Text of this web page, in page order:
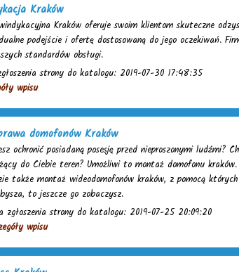
Kraków
Kraków oferuje swoim klientom skuteczne
podejście i ofertę dostosowaną do jego oczekiwań.
standardów obsługi.
strony do katalogu: 2019-07-30 17:48:35
wpisu
domofonów Kraków
ochronić posiadaną posesję przed nieproszonymi
do Ciebie teren? Umożliwi to montaż domofonu
także montaż wideodomofonów kraków, z pomocą
to jeszcze go zobaczysz.
zgłoszenia strony do katalogu: 2019-07-25 20:09:20
wpisu